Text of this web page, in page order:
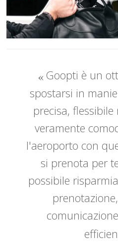
Goopti è un
spostarsi in
precisa,
veramente
l'aeroporto con
si prenota per
possibile